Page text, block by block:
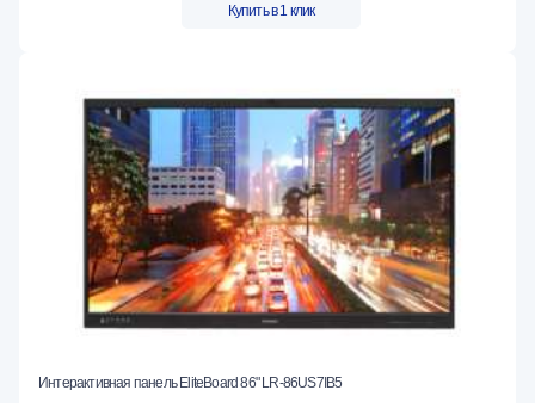
Купить в 1 клик
Интерактивная панель EliteBoard 86" LR-86US7IB5